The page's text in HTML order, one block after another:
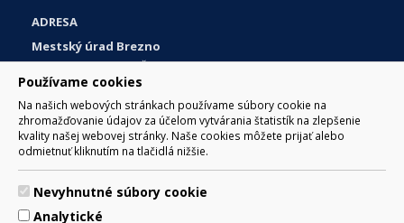
Používame cookies
Na našich webových stránkach používame súbory cookie na
zhromažďovanie údajov za účelom vytvárania štatistík na zlepšenie
kvality našej webovej stránky. Naše cookies môžete prijať alebo
odmietnuť kliknutím na tlačidlá nižšie.
Nevyhnutné súbory cookie
Analytické
ADRESA
Mestský úrad Brezno
Námestie gen. M. R. Štefánika 1
977 01 Brezno
Slovakia (Slovak Republic)
© 2017 Mesto Brezno, Námestie gen. M. R. Štefánika 1, Brezno
977 01 Tel.: 048/28 56 301, 048/28 56 302 Email: